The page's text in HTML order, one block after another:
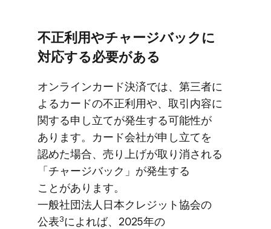
不正利用や​チャージバックに​
対応する​必要が​ある
オンラインカード決済では、​第三者に​
よる​カードの​不正利用や、​取引内容に​
関する​申し立てが​発生する​可能性が​
あります。​カード会社が​申し立てを​
認めた​場合、​売り上げが​取り消される​
「チャージバック」が​発生する​
ことがあります。​
一般社団法人日本クレジット協会の​
公表3に​よれば、​2025年の​